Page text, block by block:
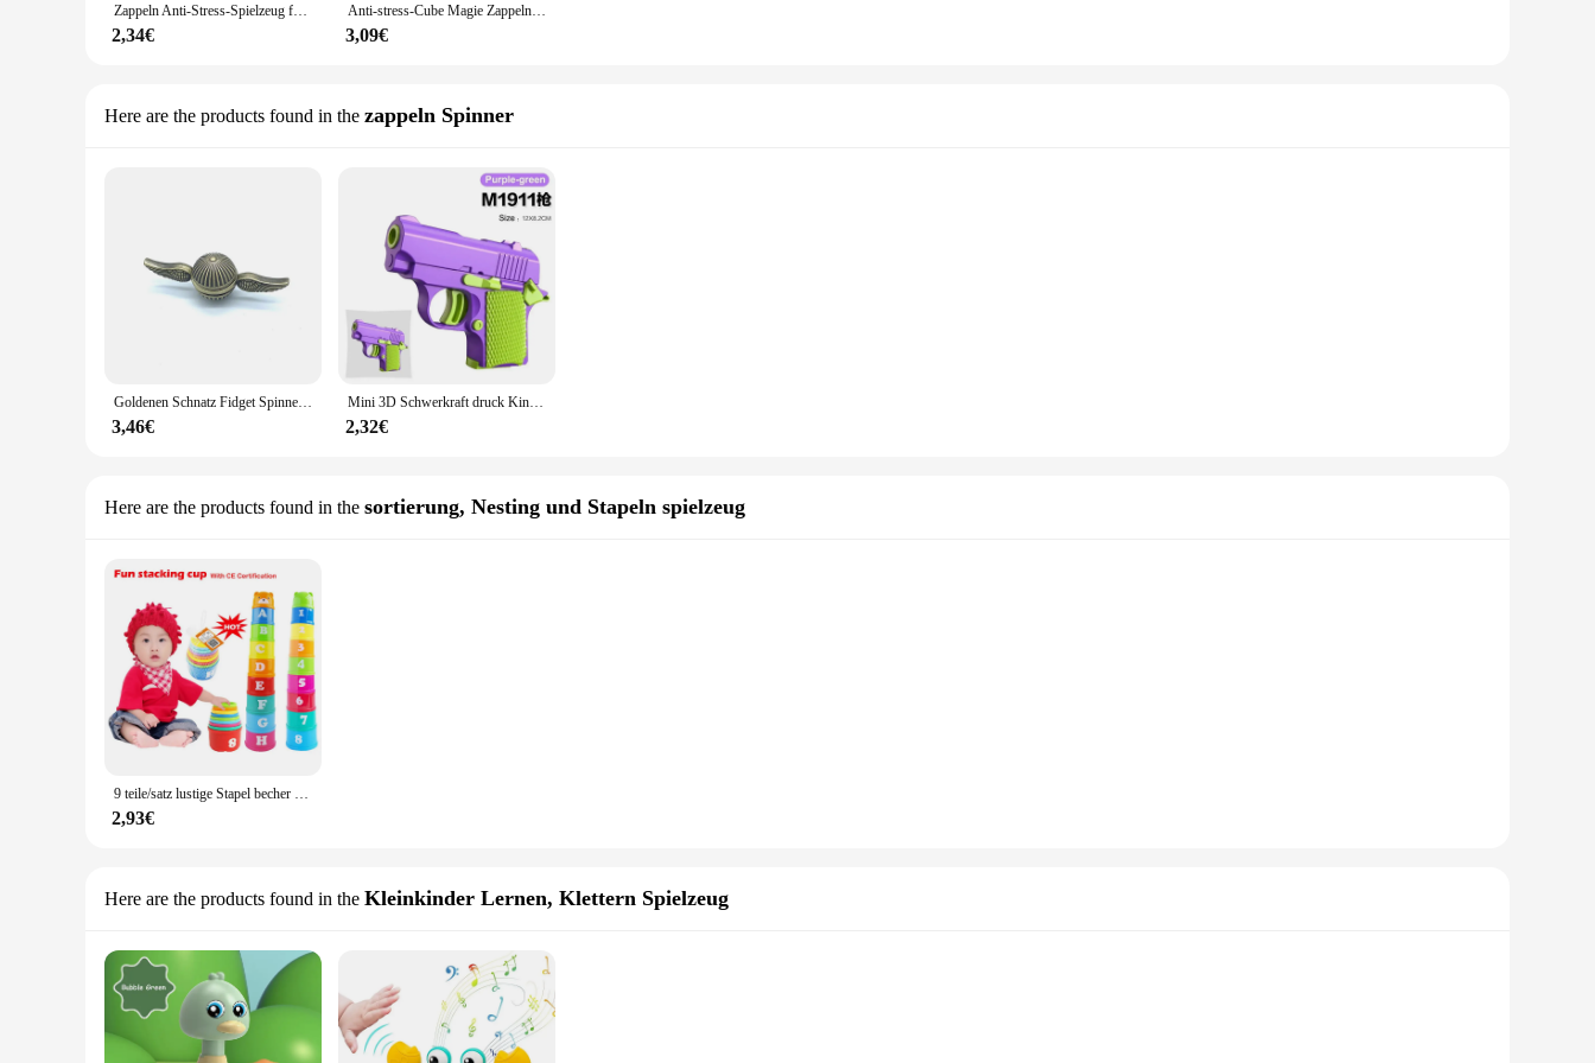
Zappeln Anti-Stress-Spielzeug für Kinder Erwachsene Büros Stress abbau Spielzeug Autismus sensorische Spielzeuge Jungen Mädchen Stress abbau Spielzeug Geschenke
2,34€
Anti-stress-Cube Magie Zappeln Spielzeug Puzzle Regenbogen Bälle Kinder Pädagogisches Spielzeug Erwachsenen Kind Reliever Stress Angst Weihnachten Geschenk
3,09€
Here are the products found in the zappeln Spinner
Goldenen Schnatz Fidget Spinner für Kinder Erwachsene Anti Stress Zappeln Spielzeug Anti-Stress-Ball Metall Finger Rotation Spinner Schreibtisch EDC Spielzeug
3,46€
Mini 3D Schwerkraft druck Kinderspiel zeug Pistolen Modell Zappeln Spielzeug für Kinder Erwachsene Stress abbau Spielzeug Kinder Dekompression Geschenk
2,32€
Here are the products found in the sortierung, Nesting und Stapeln spielzeug
9 teile/satz lustige Stapel becher Spielzeug Baby Regenbogen Tassen Stapeln Turm Kinder frühen pädagogischen Spielzeug Jungen und Mädchen lernen Spielzeug Geschenke
2,93€
Here are the products found in the Kleinkinder Lernen, Klettern Spielzeug